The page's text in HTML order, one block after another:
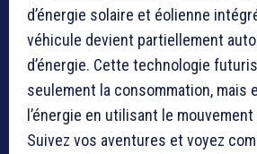
d’énergie solaire et éolienne
véhicule devient partiellement
d’énergie. Cette technologie
seulement la consommation, mais
l’énergie en utilisant le
Suivez vos aventures et voyez